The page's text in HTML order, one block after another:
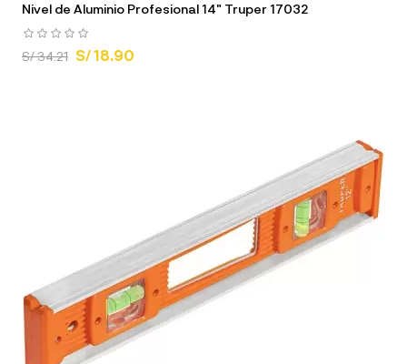
Nivel de Aluminio Profesional 14" Truper 17032
S/ 34.21 S/ 18.90